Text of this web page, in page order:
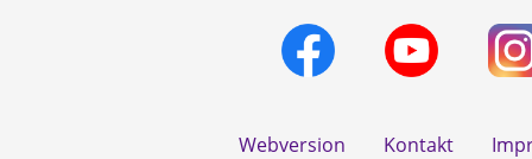
Webversion Kontakt